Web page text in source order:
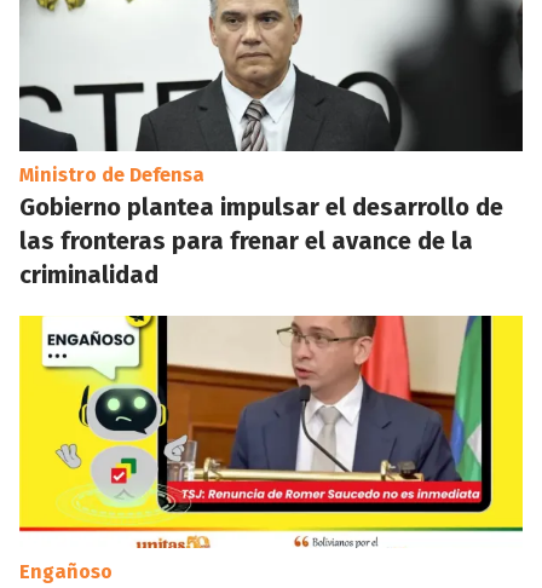
Ministro de Defensa
Gobierno plantea impulsar el desarrollo de
las fronteras para frenar el avance de la
criminalidad
Engañoso